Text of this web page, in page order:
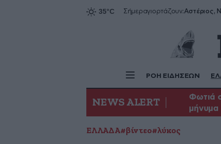
Σήμεραγιορτάζουν:Αστέριος,
ΡΟΗ ΕΙΔΗΣΕΩΝ
NEWS ALERT
Φωτιά
μήνυμα
ΕΛΛΑΔΑ#βίντεο#λύκος